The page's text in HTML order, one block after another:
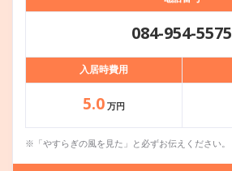
084-954-5575
入居時費用
5.0 万円
※「やすらぎの風を見た」と必ずお伝えください。